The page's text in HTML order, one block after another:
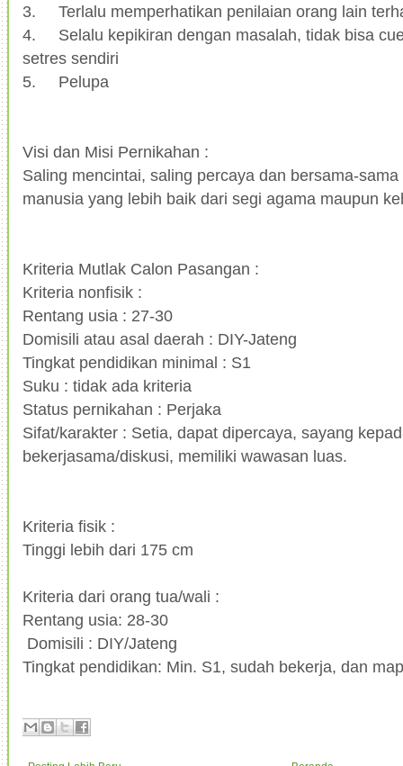
3.
Terlalu memperhatikan penilaian orang lain
4.
Selalu kepikiran dengan masalah, tidak bisa
setres sendiri
5.
Pelupa
Visi dan Misi Pernikahan :
Saling mencintai, saling percaya dan bersama-
manusia yang lebih baik dari segi agama maupun
Kriteria Mutlak Calon Pasangan :
Kriteria nonfisik :
Rentang usia : 27-30
Domisili atau asal daerah : DIY-Jateng
Tingkat pendidikan minimal : S1
Suku : tidak ada kriteria
Status pernikahan : Perjaka
Sifat/karakter : Setia, dapat dipercaya, sayang
bekerjasama/diskusi, memiliki wawasan luas.
Kriteria fisik :
Tinggi lebih dari 175 cm
Kriteria dari orang tua/wali :
Rentang usia: 28-30
Domisili : DIY/Jateng
Tingkat pendidikan: Min. S1, sudah bekerja, dan